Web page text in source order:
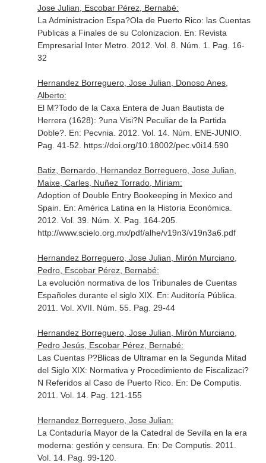
Jose Julian, Escobar Pérez, Bernabé:
La Administracion Espa?Ola de Puerto Rico: las Cuentas
Publicas a Finales de su Colonizacion. En: Revista
Empresarial Inter Metro. 2012. Vol. 8. Núm. 1. Pag. 16-
32
Hernandez Borreguero, Jose Julian, Donoso Anes,
Alberto:
El M?Todo de la Caxa Entera de Juan Bautista de
Herrera (1628): ?una Visi?N Peculiar de la Partida
Doble?. En: Pecvnia . 2012. Vol. 14. Núm. ENE-JUNIO.
Pag. 41-52. https://doi.org/10.18002/pec.v0i14.590
Batiz, Bernardo, Hernandez Borreguero, Jose Julian,
Maixe, Carles, Nuñez Torrado, Miriam:
Adoption of Double Entry Bookeeping in Mexico and
Spain. En: América Latina en la Historia Económica
2012. Vol. 39. Núm. X. Pag. 164-205.
http://www.scielo.org.mx/pdf/alhe/v19n3/v19n3a6.pdf
Hernandez Borreguero, Jose Julian, Mirón Murciano,
Pedro, Escobar Pérez, Bernabé:
La evolución normativa de los Tribunales de Cuentas
Españoles durante el siglo XIX. En: Auditoría Pública
2011. Vol. XVII. Núm. 55. Pag. 29-44
Hernandez Borreguero, Jose Julian, Mirón Murciano,
Pedro Jesús, Escobar Pérez, Bernabé:
Las Cuentas P?Blicas de Ultramar en la Segunda Mitad
del Siglo XIX: Normativa y Procedimiento de Fiscalizaci?
N Referidos al Caso de Puerto Rico. En: De Computis.
2011. Vol. 14. Pag. 121-155
Hernandez Borreguero, Jose Julian:
La Contaduría Mayor de la Catedral de Sevilla en la era
moderna: gestión y censura. En: De Computis. 2011.
Vol. 14. Pag. 99-120.